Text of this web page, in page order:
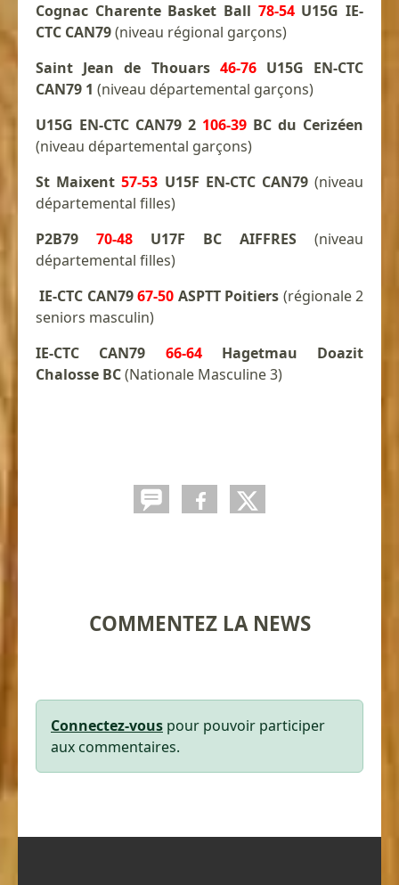
Cognac Charente Basket Ball 78-54 U15G IE-
CTC CAN79(niveau régional garçons)
Saint Jean de Thouars 46-76U15G EN-CTC
CAN79 1 (niveau départemental garçons)
U15G EN-CTC CAN79 2 106-39 BC du Cerizéen
(niveau départemental garçons)
St Maixent 57-53 U15F EN-CTC CAN79(niveau
départemental filles)
P2B79 70-48 U17F BC AIFFRES (niveau
départemental filles)
IE-CTC CAN7967-50 ASPTT Poitiers (régionale 2
seniors masculin)
IE-CTC CAN79 66-64Hagetmau Doazit
Chalosse BC(Nationale Masculine 3)
COMMENTEZ LA NEWS
Connectez-vous pour pouvoir participer
aux commentaires.